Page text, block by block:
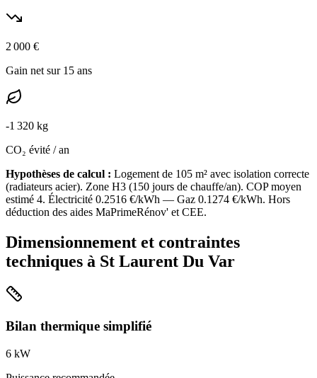
2 000 €
Gain net sur 15 ans
-1 320 kg
CO₂ évité / an
Hypothèses de calcul : Logement de 105 m² avec isolation correcte
(radiateurs acier). Zone H3 (150 jours de chauffe/an). COP moyen
estimé 4. Électricité 0.2516 €/kWh — Gaz 0.1274 €/kWh. Hors
déduction des aides MaPrimeRénov' et CEE.
Dimensionnement et contraintes
techniques à St Laurent Du Var
Bilan thermique simplifié
6 kW